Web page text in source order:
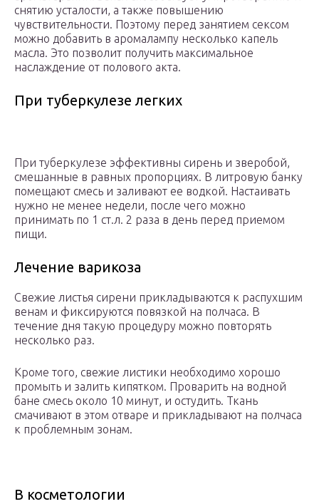
снятию усталости, а также повышению
чувствительности. Поэтому перед занятием сексом
можно добавить в аромалампу несколько капель
масла. Это позволит получить максимальное
наслаждение от полового акта.
При туберкулезе легких
При туберкулезе эффективны сирень и зверобой,
смешанные в равных пропорциях. В литровую банку
помещают смесь и заливают ее водкой. Настаивать
нужно не менее недели, после чего можно
принимать по 1 ст.л. 2 раза в день перед приемом
пищи.
Лечение варикоза
Свежие листья сирени прикладываются к распухшим
венам и фиксируются повязкой на полчаса. В
течение дня такую процедуру можно повторять
несколько раз.
Кроме того, свежие листики необходимо хорошо
промыть и залить кипятком. Проварить на водной
бане смесь около 10 минут, и остудить. Ткань
смачивают в этом отваре и прикладывают на полчаса
к проблемным зонам.
В косметологии